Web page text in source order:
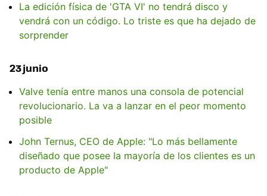
La edición física de 'GTA VI' no tendrá disco y
vendrá con un código. Lo triste es que ha dejado de
sorprender
23 junio
Valve tenía entre manos una consola de potencial
revolucionario. La va a lanzar en el peor momento
posible
John Ternus, CEO de Apple: "Lo más bellamente
diseñado que posee la mayoría de los clientes es un
producto de Apple"